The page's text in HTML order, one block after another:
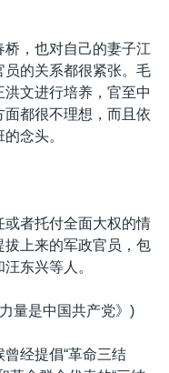
，也对自己的妻子江
的关系都很紧张。毛
文进行培养，官至中
都很不理想，而且依
念头。
者托付全面大权的情
上来的军政官员，包
东兴等人。
量是中国共产党》)
经提倡“革命三结